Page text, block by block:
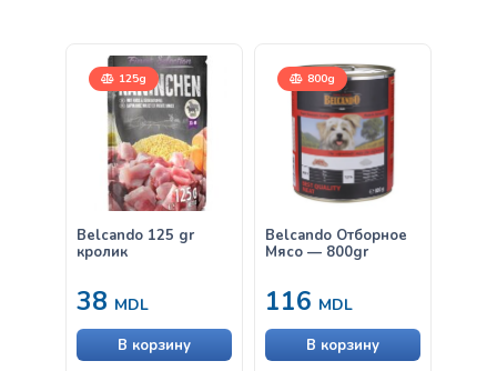
125g
Belcando 125 gr
кролик
38 MDL
В корзину
800g
Belcando Отборное
Мясо — 800gr
116 MDL
В корзину